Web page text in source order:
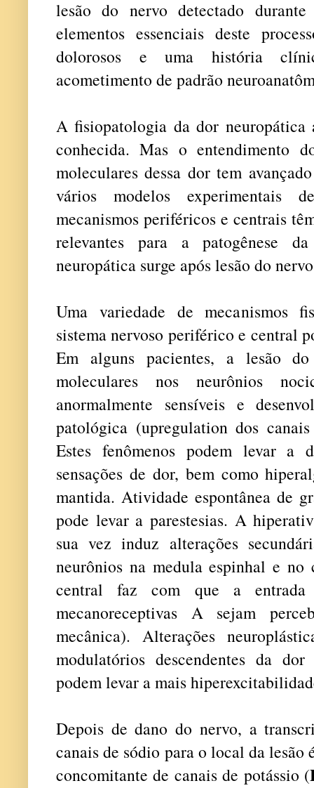
lesão do nervo detectado
elementos essenciais deste
dolorosos e uma história
acometimento de padrão
A fisiopatologia da dor neuropática
conhecida. Mas o entendimento
moleculares dessa dor tem
vários modelos experimentais
mecanismos periféricos e centrais
relevantes para a patogênese
neuropática surge após lesão do
Uma variedade de mecanismos
sistema nervoso periférico e central
Em alguns pacientes, a lesão
moleculares nos neurônios
anormalmente sensíveis e
patológica (upregulation dos
Estes fenômenos podem levar a
sensações de dor, bem como
mantida. Atividade espontânea de
pode levar a parestesias. A
sua vez induz alterações
neurônios na medula espinhal e no
central faz com que a
mecanoreceptivas A sejam
mecânica). Alterações
modulatórios descendentes da
podem levar a mais
Depois de dano do nervo, a
canais de sódio para o local da lesão
concomitante de canais de potássio (